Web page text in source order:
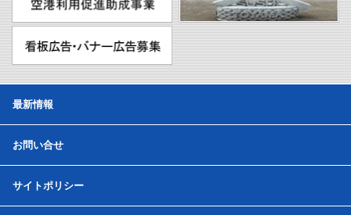
最新情報
お問い合せ
サイトポリシー